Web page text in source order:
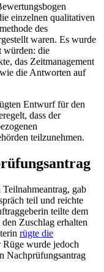
einzelnen qualitativen
des
waren. Es wurde
würden: die
das Zeitmanagement
die Antworten auf
Entwurf für den
dass der
teilzunehmen.
gab
teil und reichte
teilte dem
Zuschlag erhalten
rügte die
wurde jedoch
Nachprüfungsantrag